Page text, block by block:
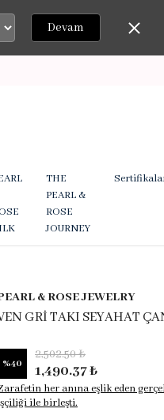
Devam
THE
PEARL &
ROSE
JOURNEY
& ROSE JEWELRY
GRİ TAKI SEYAHAT
%40
2,502.50 ₺
1,490.37 ₺
her anına eşlik eden
ile birleşti.